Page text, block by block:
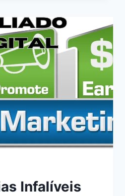
Infalíveis